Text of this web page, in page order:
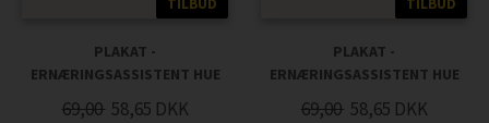
TILBUD
PLAKAT -
ERNÆRINGSASSISTENT HUE
69,00 58,65 DKK
TILBUD
PLAKAT -
ERNÆRINGSASSISTENT HUE
69,00 58,65 DKK